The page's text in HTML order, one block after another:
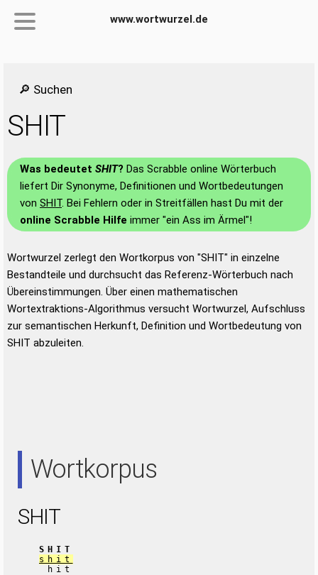
www.wortwurzel.de
🔎 Suchen
SHIT
Was bedeutet SHIT? Das Scrabble online Wörterbuch
liefert Dir Synonyme, Definitionen und Wortbedeutungen
von SHIT. Bei Fehlern oder in Streitfällen hast Du mit der
online Scrabble Hilfe immer "ein Ass im Ärmel"!
Wortwurzel zerlegt den Wortkorpus von "SHIT" in einzelne
Bestandteile und durchsucht das Referenz-Wörterbuch nach
Übereinstimmungen. Über einen mathematischen
Wortextraktions-Algorithmus versucht Wortwurzel, Aufschluss
zur semantischen Herkunft, Definition und Wortbedeutung von
SHIT abzuleiten.
Wortkorpus
SHIT
SHIT
shit
hit